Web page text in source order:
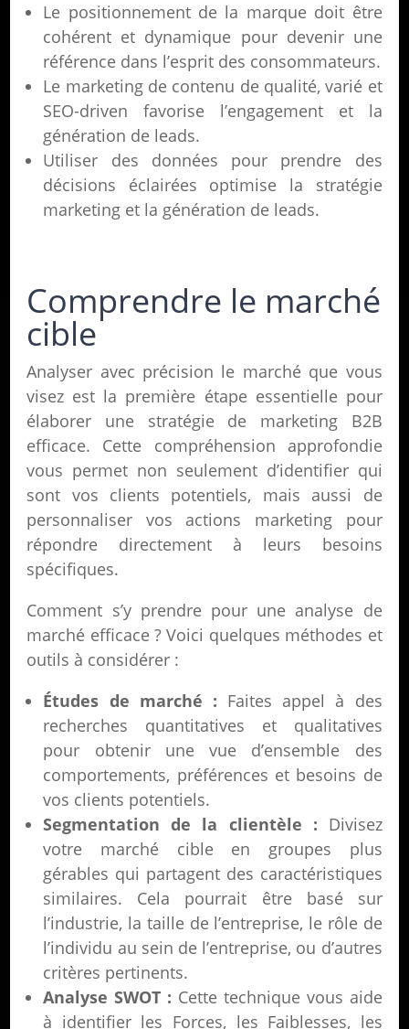
Le positionnement de la marque doit être
cohérent et dynamique pour devenir une
référence dans l’esprit des consommateurs.
Le marketing de contenu de qualité, varié et
SEO-driven favorise l’engagement et la
génération de leads.
Utiliser des données pour prendre des
décisions éclairées optimise la stratégie
marketing et la génération de leads.
Comprendre le marché
cible
Analyser avec précision le marché que vous
visez est la première étape essentielle pour
élaborer une stratégie de marketing B2B
efficace. Cette compréhension approfondie
vous permet non seulement d’identifier qui
sont vos clients potentiels, mais aussi de
personnaliser vos actions marketing pour
répondre directement à leurs besoins
spécifiques.
Comment s’y prendre pour une analyse de
marché efficace ? Voici quelques méthodes et
outils à considérer :
Études de marché : Faites appel à des
recherches quantitatives et qualitatives
pour obtenir une vue d’ensemble des
comportements, préférences et besoins de
vos clients potentiels.
Segmentation de la clientèle : Divisez
votre marché cible en groupes plus
gérables qui partagent des caractéristiques
similaires. Cela pourrait être basé sur
l’industrie, la taille de l’entreprise, le rôle de
l’individu au sein de l’entreprise, ou d’autres
critères pertinents.
Analyse SWOT : Cette technique vous aide
à identifier les Forces, les Faiblesses, les